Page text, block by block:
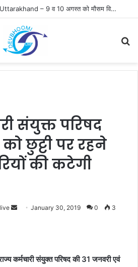
Heavy Rain Alert in Uttarakhand – 9 व 10 अगस्त को मौसम विभाग ने जारी किया ऑरेंज व येलो अलर्ट
संयुक्त परिषद
छुट्टी पर रहने
की कटेगी
SendJanuary 30, 2019 0 3
कर्मचारी संयुक्त परिषद की 31 जनवरी एवं